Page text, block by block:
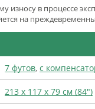
износу в процессе
на
7 футов, с
213 x 117 x 79 см (84")